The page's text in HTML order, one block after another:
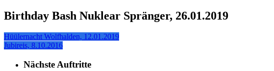
Birthday Bash Nuklear Spränger, 26.01.2019
Hüülernacht Wolfhalden, 12.01.2019
Jubireis, 8.10.2016
Nächste Auftritte